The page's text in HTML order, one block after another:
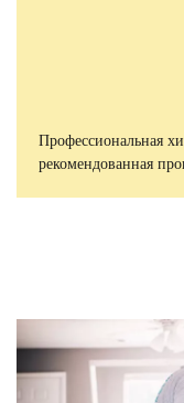
Профессиональная
рекомендованная